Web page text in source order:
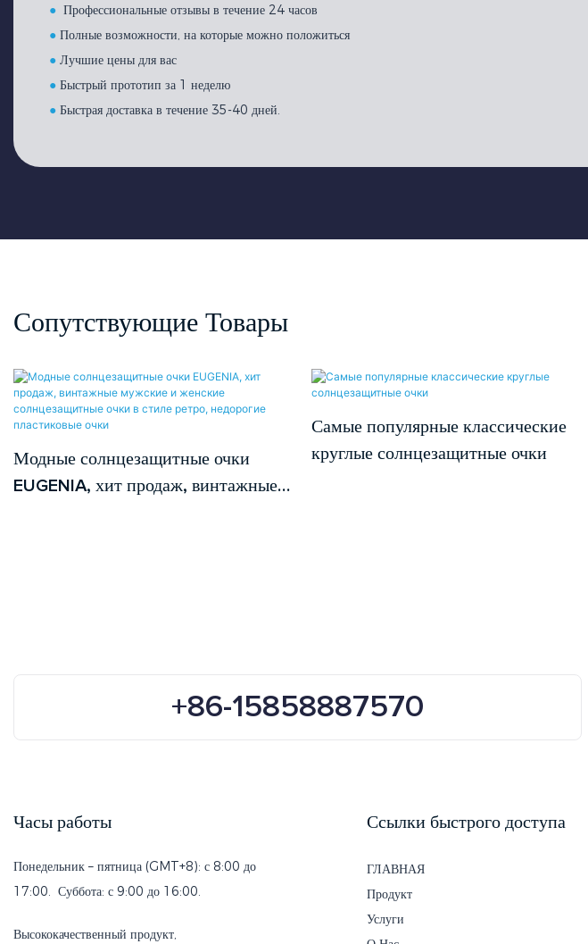
● Профессиональные отзывы в течение 24 часов
●Полные возможности, на которые можно положиться
●Лучшие цены для вас
●Быстрый прототип за 1 неделю
●Быстрая доставка в течение 35-40 дней.
Сопутствующие Товары
Модные солнцезащитные очки
EUGENIA, хит продаж, винтажные
Самые популярные классические
круглые солнцезащитные очки
+86-15858887570
Часы работы
Понедельник – пятница (GMT+8): с 8:00 до
17:00. Суббота: с 9:00 до 16:00.
Высококачественный продукт,
Ссылки быстрого доступа
ГЛАВНАЯ
Продукт
Услуги